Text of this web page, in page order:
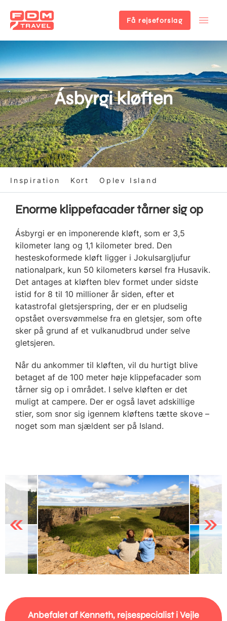
hovedindhold
Få rejseforslag
Ásbyrgi kløften
Inspiration Kort Oplev Island
Enorme klippefacader tårner sig op
Ásbyrgi er en imponerende kløft, som er 3,5
kilometer lang og 1,1 kilometer bred. Den
hesteskoformede kløft ligger i Jokulsargljufur
nationalpark, kun 50 kilometers kørsel fra Husavik.
Det antages at kløften blev formet under sidste
istid for 8 til 10 millioner år siden, efter et
katastrofal gletsjerspring, der er en pludselig
opstået oversvømmelse fra en gletsjer, som ofte
sker på grund af et vulkanudbrud under selve
gletsjeren.
Når du ankommer til kløften, vil du hurtigt blive
betaget af de 100 meter høje klippefacader som
tårner sig op i området. I selve kløften er det
muligt at campere. Der er også lavet adskillige
stier, som snor sig igennem kløftens tætte skove –
noget som man sjældent ser på Island.
Previous Next
Anbefalet af Kenneth, rejsespecialist i Vejle